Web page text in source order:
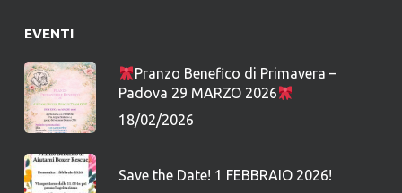
EVENTI
Pranzo Benefico di Primavera –
Padova 29 MARZO 2026
18/02/2026
Save the Date! 1 FEBBRAIO 2026!